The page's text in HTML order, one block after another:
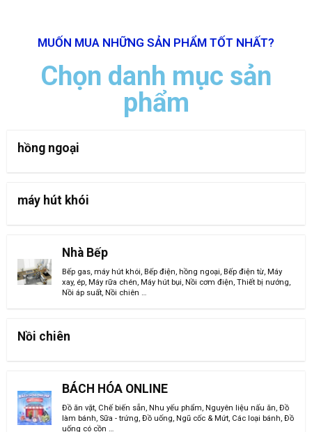
MUỐN MUA NHỮNG SẢN PHẨM TỐT NHẤT?
Chọn danh mục sản
phẩm
hồng ngoại
máy hút khói
Nhà Bếp
Bếp gas, máy hút khói, Bếp điện, hồng ngoại, Bếp điện từ, Máy
xay, ép, Máy rữa chén, Máy hút bụi, Nồi cơm điện,Thiết bị nướng,
Nồi áp suất, Nồi chiên …
Nồi chiên
BÁCH HÓA ONLINE
Đồ ăn vặt, Chế biến sẵn, Nhu yếu phẩm, Nguyên liệu nấu ăn,Đồ
làm bánh, Sữa - trứng,Đồ uống, Ngũ cốc & Mứt, Các loại bánh,Đồ
uống có cồn …